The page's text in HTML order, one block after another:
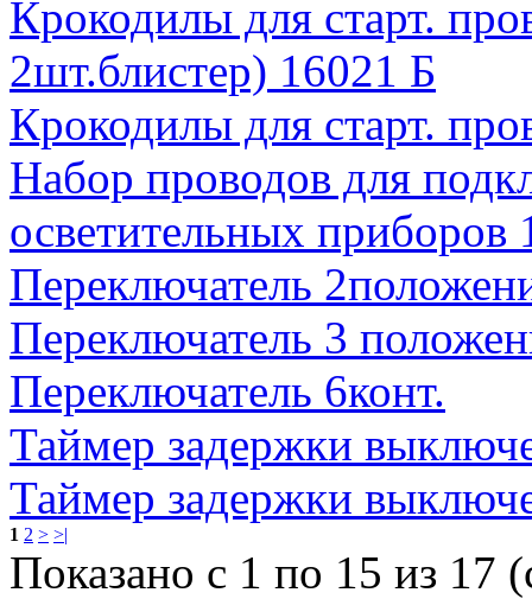
Крокодилы для старт.
2шт.блистер) 16021 Б
Крокодилы для старт.
Набор проводов для
осветительных приборов
Переключатель
Переключатель 3
Переключатель 6конт.
Таймер задержки
Таймер задержки
1 2 > >|
Показано с 1 по 15 из 17